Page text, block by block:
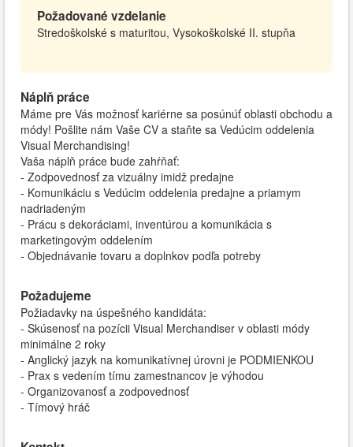
Požadované vzdelanie
Stredoškolské s maturitou, Vysokoškolské II. stupňa
Náplň práce
Máme pre Vás možnosť kariérne sa posúnúť oblasti obchodu a
módy! Pošlite nám Vaše CV a staňte sa Vedúcim oddelenia
Visual Merchandising!
Vaša náplň práce bude zahŕňať:
- Zodpovednosť za vizuálny imidž predajne
- Komunikáciu s Vedúcim oddelenia predajne a priamym
nadriadeným
- Prácu s dekoráciami, inventúrou a komunikácia s
marketingovým oddelením
- Objednávanie tovaru a doplnkov podľa potreby
Požadujeme
Požiadavky na úspešného kandidáta:
- Skúsenosť na pozícii Visual Merchandiser v oblasti módy
minimálne 2 roky
- Anglický jazyk na komunikatívnej úrovni je PODMIENKOU
- Prax s vedením tímu zamestnancov je výhodou
- Organizovanosť a zodpovednosť
- Tímový hráč